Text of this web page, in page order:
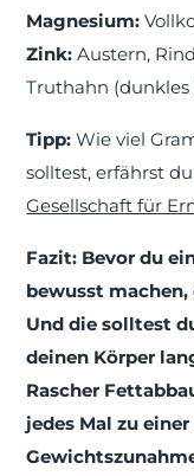
Magnesium:
Zink: Austern,
Truthahn (dunkles
Tipp: Wie viel
solltest, erfährst
Gesellschaft für
Fazit: Bevor du
bewusst machen,
Und die solltest
deinen Körper
Rascher
jedes Mal zu